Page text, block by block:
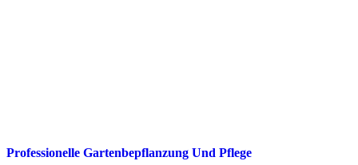
Professionelle Gartenbepflanzung Und Pflege